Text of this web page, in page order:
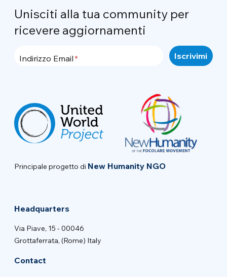
Unisciti alla tua community per
ricevere aggiornamenti
Indirizzo Email
Principale progetto di New Humanity NGO
Headquarters
Via Piave, 15 - 00046
Grottaferrata, (Rome) Italy
Contact